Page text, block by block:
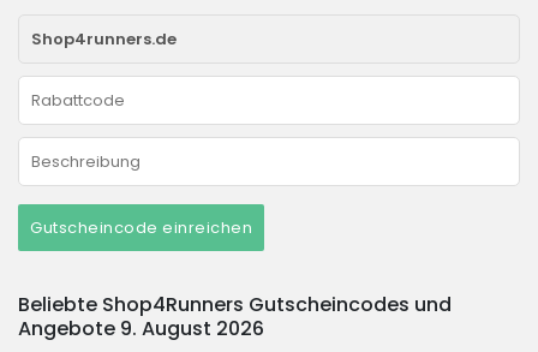
Gutscheincode einreichen
Beliebte Shop4Runners Gutscheincodes und
Angebote 9. August 2026